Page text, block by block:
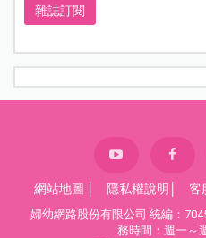
雜誌訂閱
網站地圖 隱私權說明 客
婦幼網路股份有限公司 統編：
務時間：週一～